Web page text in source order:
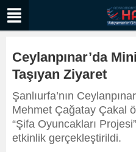
Ceylanpınar’da
Taşıyan Ziyaret
Şanlıurfa’nın
Mehmet Çağatay Çakal
“Şifa Oyuncakları
etkinlik gerçekleştirildi.